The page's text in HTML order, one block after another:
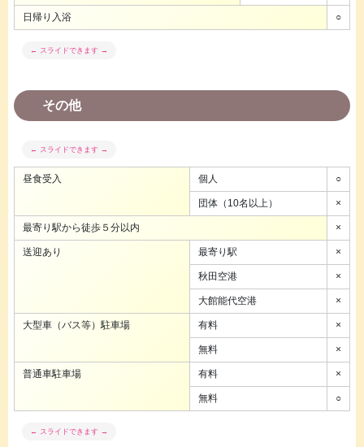
日帰り入浴 ○
その他
昼食受入 個人 ○
団体（10名以上） ×
最寄り駅から徒歩５分以内 ×
送迎あり 最寄り駅 ×
秋田空港 ×
大館能代空港 ×
大型車（バス等）駐車場 有料 ×
無料 ×
普通車駐車場 有料 ×
無料 ○